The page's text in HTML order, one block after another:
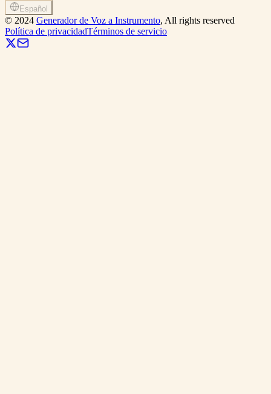
Español
© 2024 Generador de Voz a Instrumento, All rights reserved
Política de privacidadTérminos de servicio